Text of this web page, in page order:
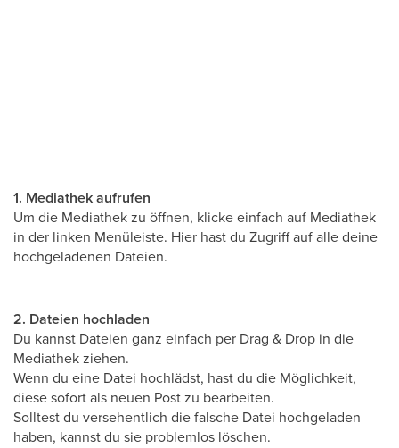
1. Mediathek aufrufen
Um die Mediathek zu öffnen, klicke einfach auf Mediathek
in der linken Menüleiste. Hier hast du Zugriff auf alle deine
hochgeladenen Dateien.
2. Dateien hochladen
Du kannst Dateien ganz einfach per Drag & Drop in die
Mediathek ziehen.
Wenn du eine Datei hochlädst, hast du die Möglichkeit,
diese sofort als neuen Post zu bearbeiten.
Solltest du versehentlich die falsche Datei hochgeladen
haben, kannst du sie problemlos löschen.